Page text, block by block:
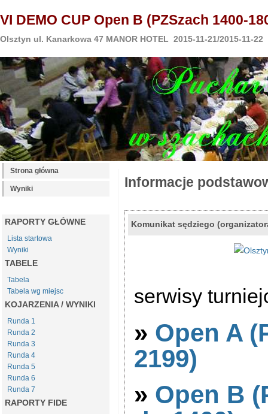
VI DEMO CUP Open B (PZSzach 1400-
Olsztyn ul. Kanarkowa 47 MANOR HOTEL 2015-11-21/2015-11-22
Strona główna
Wyniki
RAPORTY GŁÓWNE
Lista startowa
Wyniki
TABELE
Tabela
Tabela wg miejsc
KOJARZENIA / WYNIKI
Runda 1
Runda 2
Runda 3
Runda 4
Runda 5
Runda 6
Runda 7
RAPORTY FIDE
Informacje
Komunikat sędziego
serwisy
» Open A
2199)
» Open B